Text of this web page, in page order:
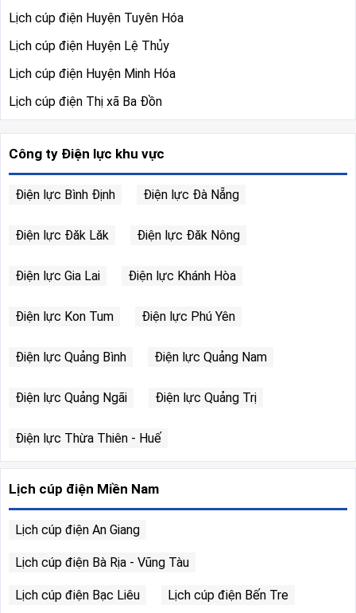
Lịch cúp điện Huyện Tuyên Hóa
Lịch cúp điện Huyện Lệ Thủy
Lịch cúp điện Huyện Minh Hóa
Lịch cúp điện Thị xã Ba Đồn
Công ty Điện lực khu vực
Điện lực Bình Định Điện lực Đà Nẵng
Điện lực Đăk Lăk Điện lực Đăk Nông
Điện lực Gia Lai Điện lực Khánh Hòa
Điện lực Kon Tum Điện lực Phú Yên
Điện lực Quảng Bình Điện lực Quảng Nam
Điện lực Quảng Ngãi Điện lực Quảng Trị
Điện lực Thừa Thiên - Huế
Lịch cúp điện Miền Nam
Lịch cúp điện An Giang
Lịch cúp điện Bà Rịa - Vũng Tàu
Lịch cúp điện Bạc Liêu Lịch cúp điện Bến Tre